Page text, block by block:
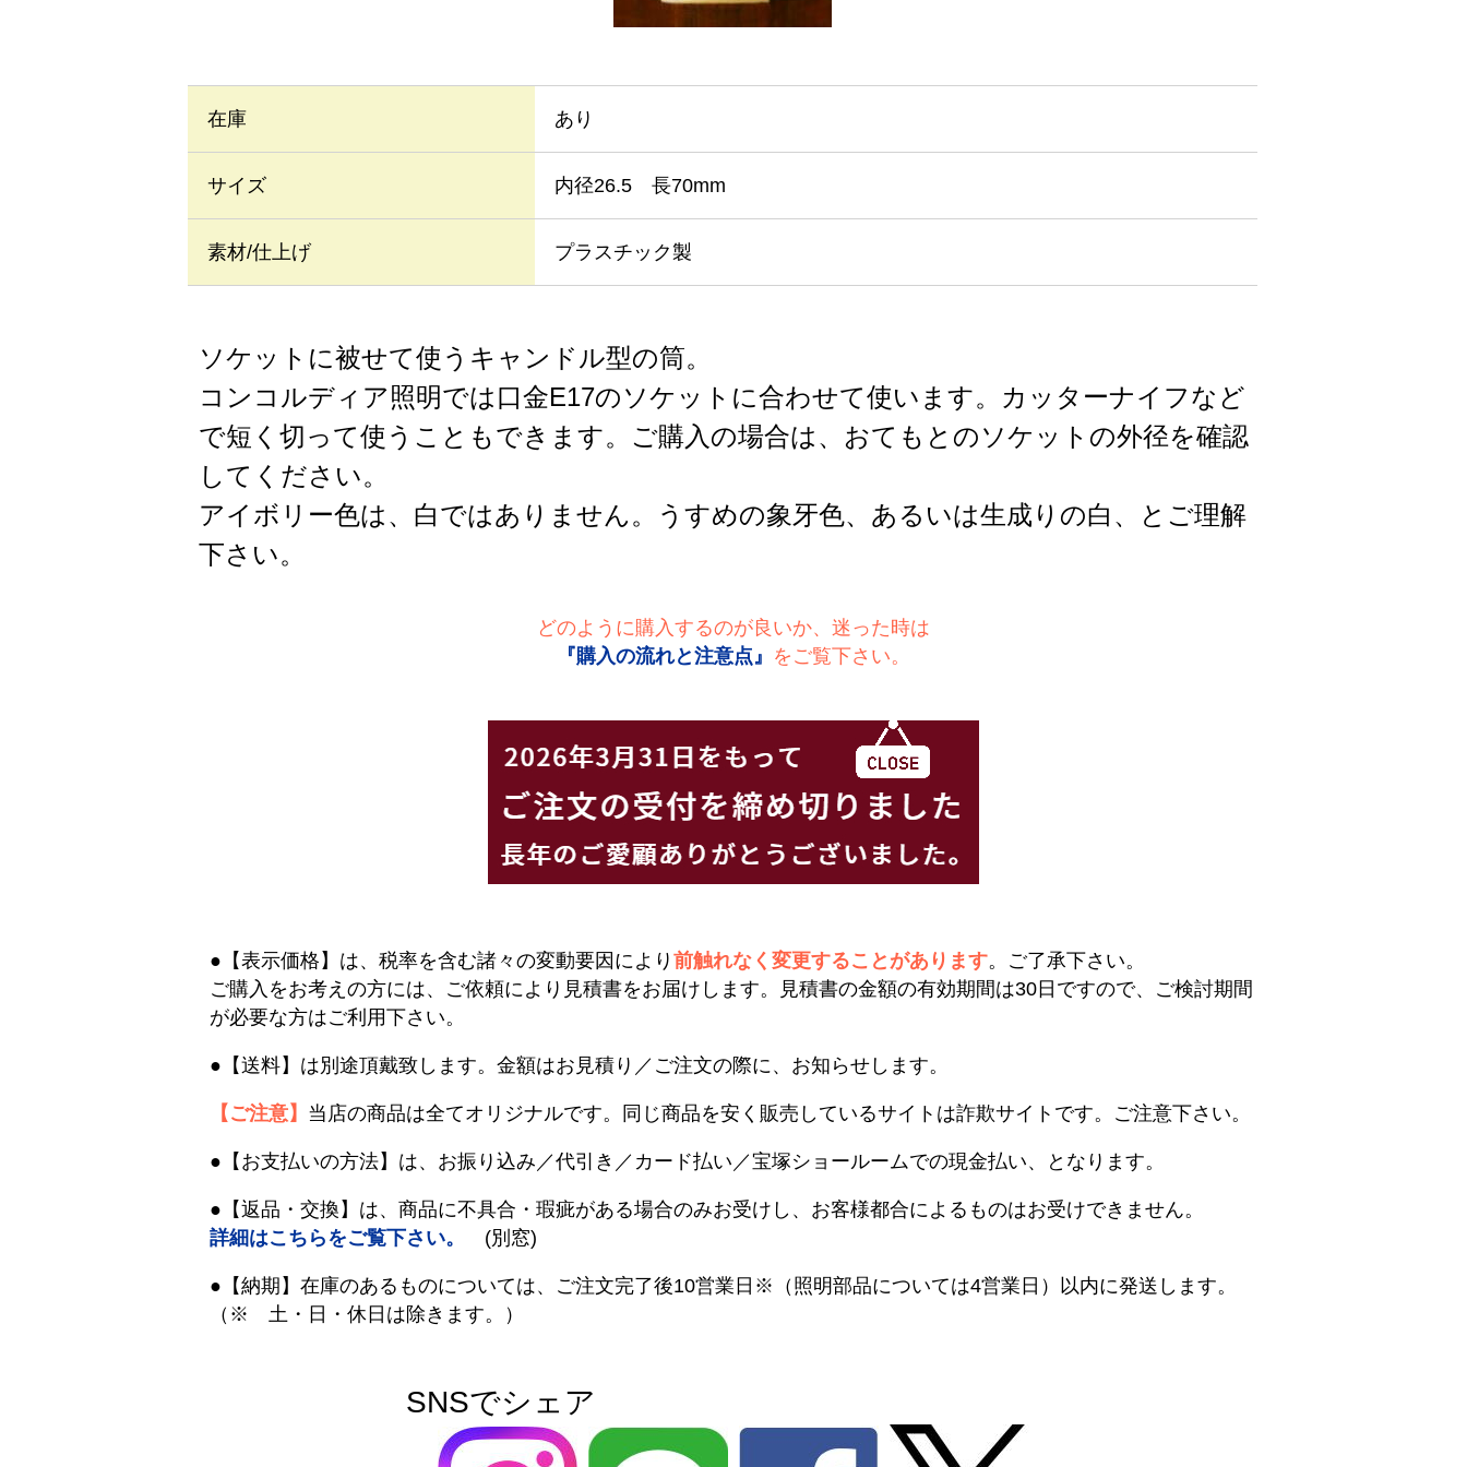
在庫 あり
サイズ 内径26.5 長70mm
素材/仕上げ プラスチック製
ソケットに被せて使うキャンドル型の筒。
コンコルディア照明では口金E17のソケットに合わせて使います。カッターナイフなど
で短く切って使うこともできます。ご購入の場合は、おてもとのソケットの外径を確認
してください。
アイボリー色は、白ではありません。うすめの象牙色、あるいは生成りの白、とご理解
下さい。
どのように購入するのが良いか、迷った時は
『購入の流れと注意点』 をご覧下さい。
●【表示価格】は、税率を含む諸々の変動要因により 前触れなく変更することがあります。ご了承下さい。
ご購入をお考えの方には、ご依頼により見積書をお届けします。見積書の金額の有効期間は30日ですので、ご検討期間
が必要な方はご利用下さい。
●【送料】は別途頂戴致します。金額はお見積り／ご注文の際に、お知らせします。
【ご注意】 当店の商品は全てオリジナルです。同じ商品を安く販売しているサイトは詐欺サイトです。ご注意下さい。
●【お支払いの方法】は、お振り込み／代引き／カード払い／宝塚ショールームでの現金払い、となります。
●【返品・交換】は、商品に不具合・瑕疵がある場合のみお受けし、お客様都合によるものはお受けできません。
詳細はこちらをご覧下さい。
(別窓)
●【納期】在庫のあるものについては、ご注文完了後10営業日※（照明部品については4営業日）以内に発送します。
（※ 土・日・休日は除きます。）
SNSでシェア